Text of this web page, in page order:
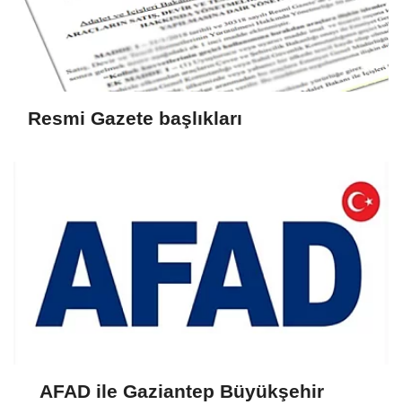
Resmi Gazete başlıkları
AFAD ile Gaziantep Büyükşehir